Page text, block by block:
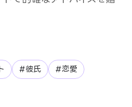
#彼氏 #恋愛